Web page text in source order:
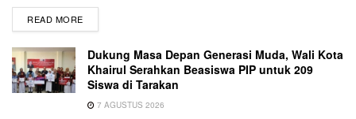
READ MORE
Dukung Masa Depan Generasi Muda, Wali Kota
Khairul Serahkan Beasiswa PIP untuk 209
Siswa di Tarakan
7 AGUSTUS 2026